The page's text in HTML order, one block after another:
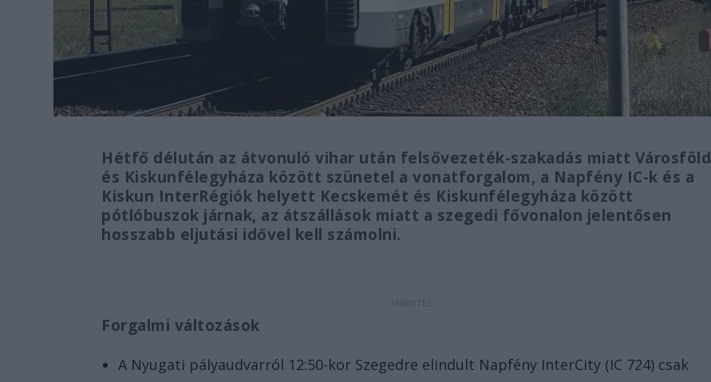
Hétfő délután az átvonuló vihar után felsővezeték-szakadás miatt Városföld
és Kiskunfélegyháza között szünetel a vonatforgalom, a Napfény IC-k és a
Kiskun InterRégiók helyett Kecskemét és Kiskunfélegyháza között
pótlóbuszok járnak, az átszállások miatt a szegedi fővonalon jelentősen
hosszabb eljutási idővel kell számolni.
Forgalmi változások
A Nyugati pályaudvarról 12:50-kor Szegedre elindult Napfény InterCity (IC 724) csak